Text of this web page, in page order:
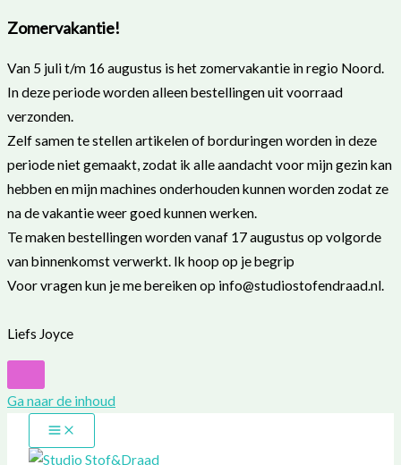
Zomervakantie!
Van 5 juli t/m 16 augustus is het zomervakantie in regio Noord.
In deze periode worden alleen bestellingen uit voorraad
verzonden.
Zelf samen te stellen artikelen of borduringen worden in deze
periode niet gemaakt, zodat ik alle aandacht voor mijn gezin kan
hebben en mijn machines onderhouden kunnen worden zodat ze
na de vakantie weer goed kunnen werken.
Te maken bestellingen worden vanaf 17 augustus op volgorde
van binnenkomst verwerkt. Ik hoop op je begrip
Voor vragen kun je me bereiken op info@studiostofendraad.nl.
Liefs Joyce
Ga naar de inhoud